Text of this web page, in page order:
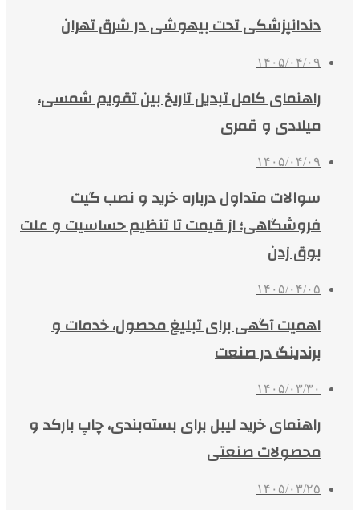
دندانپزشکی تحت بیهوشی در شرق تهران
۱۴۰۵/۰۴/۰۹
راهنمای کامل تبدیل تاریخ بین تقویم شمسی،
میلادی و قمری
۱۴۰۵/۰۴/۰۹
سوالات متداول درباره خرید و نصب گیت
فروشگاهی؛ از قیمت تا تنظیم حساسیت و علت
بوق زدن
۱۴۰۵/۰۴/۰۵
اهمیت آگهی برای تبلیغ محصول، خدمات و
برندینگ در صنعت
۱۴۰۵/۰۳/۳۰
راهنمای خرید لیبل برای بسته‌بندی، چاپ بارکد و
محصولات صنعتی
۱۴۰۵/۰۳/۲۵